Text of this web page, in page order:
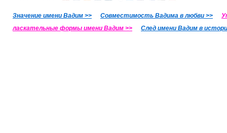
Значение имени Вадим >> Совместимость Вадима в любви >>
ласкательные формы имени Вадим >>
След имени Вадим в